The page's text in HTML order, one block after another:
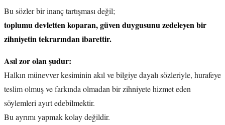
Bu sözler bir inanç tartışması değil;
toplumu devletten koparan, güven duygusunu zedeleyen bir
zihniyetin tekrarından ibarettir.
Asıl zor olan şudur:
Halkın münevver kesiminin akıl ve bilgiye dayalı sözleriyle, hurafeye
teslim olmuş ve farkında olmadan bir zihniyete hizmet eden
söylemleri ayırt edebilmektir.
Bu ayrımı yapmak kolay değildir.